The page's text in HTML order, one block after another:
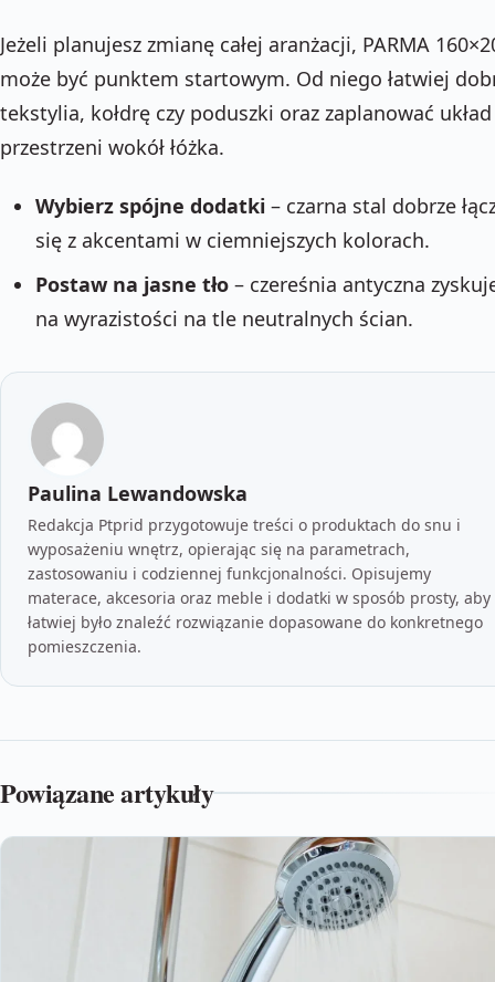
Jeżeli planujesz zmianę całej aranżacji, PARMA
może być punktem startowym. Od niego łatwiej
tekstylia, kołdrę czy poduszki oraz zaplanować układ
przestrzeni wokół łóżka.
Wybierz spójne dodatki – czarna stal dobrze
się z akcentami w ciemniejszych kolorach.
Postaw na jasne tło– czereśnia antyczna
na wyrazistości na tle neutralnych ścian.
Paulina Lewandowska
Redakcja Ptprid przygotowuje treści o produktach do snu i
wyposażeniu wnętrz, opierając się na parametrach,
zastosowaniu i codziennej funkcjonalności. Opisujemy
materace, akcesoria oraz meble i dodatki w sposób prosty, aby
łatwiej było znaleźć rozwiązanie dopasowane do konkretnego
pomieszczenia.
Powiązane artykuły